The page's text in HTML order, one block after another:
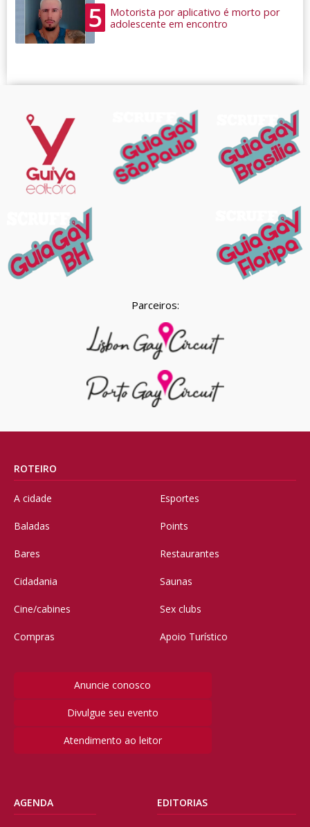
5
Motorista por aplicativo é morto por
adolescente em encontro
Parceiros:
ROTEIRO
A cidade
Baladas
Bares
Cidadania
Cine/cabines
Compras
Esportes
Points
Restaurantes
Saunas
Sex clubs
Apoio Turístico
Anuncie conosco
Divulgue seu evento
Atendimento ao leitor
AGENDA EDITORIAS